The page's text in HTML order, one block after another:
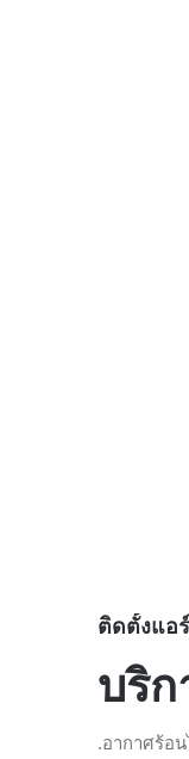
ติดตั้งแอ
บริ
.อากาศร้อ